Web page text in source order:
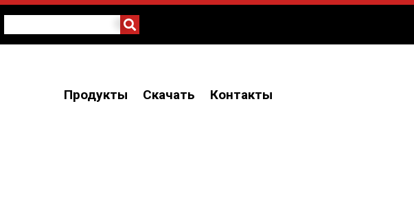
Продукты Скачать Контакты